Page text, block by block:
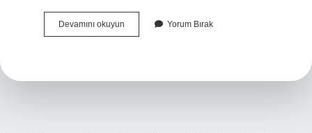
Devamını okuyun
Yapılır
Yorum Bırak